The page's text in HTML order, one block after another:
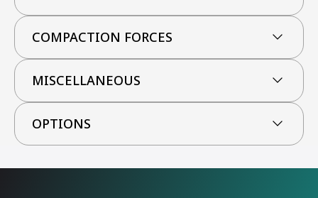
COMPACTION FORCES
MISCELLANEOUS
OPTIONS